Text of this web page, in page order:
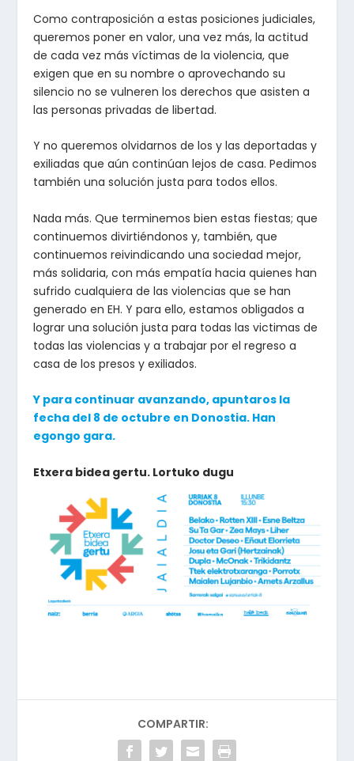
Como contraposición a estas posiciones judiciales,
queremos poner en valor, una vez más, la actitud
de cada vez más víctimas de la violencia, que
exigen que en su nombre o aprovechando su
silencio no se vulneren los derechos que asisten a
las personas privadas de libertad.
Y no queremos olvidarnos de los y las deportadas y
exiliadas que aún continúan lejos de casa. Pedimos
también una solución justa para todos ellos.
Nada más. Que terminemos bien estas fiestas; que
continuemos divirtiéndonos y, también, que
continuemos reivindicando una sociedad mejor,
más solidaria, con más empatía hacia quienes han
sufrido cualquiera de las violencias que se han
generado en EH. Y para ello, estamos obligados a
lograr una solución justa para todas las victimas de
todas las violencias y a trabajar por el regreso a
casa de los presos y exiliados.
Y para continuar avanzando, apuntaros la
fecha del 8 de octubre en Donostia. Han
egongo gara.
Etxera bidea gertu. Lortuko dugu
COMPARTIR: